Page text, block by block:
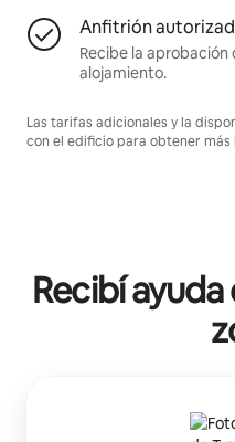
Anfitrión
Recibe la
alojamiento.
Las tarifas adicionales y la
con el edificio para obtener más
Recibí